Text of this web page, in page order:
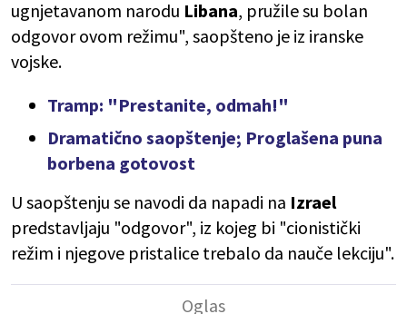
ugnjetavanom narodu Libana, pružile su bolan
odgovor ovom režimu", saopšteno je iz iranske
vojske.
Tramp: "Prestanite, odmah!"
Dramatično saopštenje; Proglašena puna
borbena gotovost
U saopštenju se navodi da napadi na Izrael
predstavljaju "odgovor", iz kojeg bi "cionistički
režim i njegove pristalice trebalo da nauče lekciju".